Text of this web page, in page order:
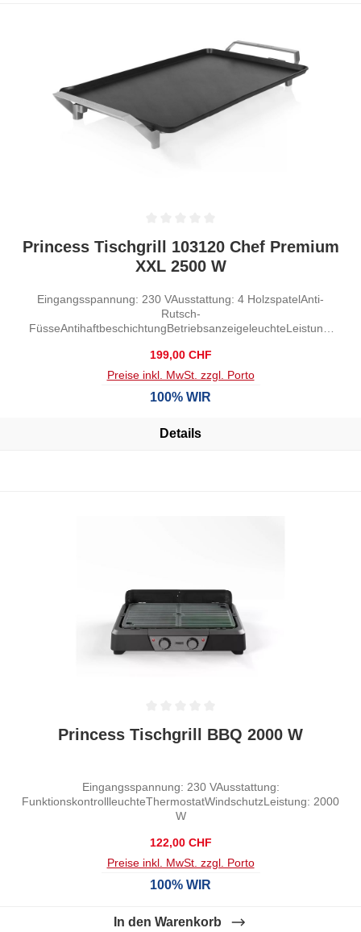
Durchschnittliche Bewertung von 0 von 5 Sternen
Princess Tischgrill 103120 Chef Premium
XXL 2500 W
Eingangsspannung: 230 VAusstattung: 4 HolzspatelAnti-
Rutsch-
FüsseAntihaftbeschichtungBetriebsanzeigeleuchteLeistung:
Regulärer Preis:
199,00 CHF
Preise inkl. MwSt. zzgl. Porto
100% WIR
Details
Durchschnittliche Bewertung von 0 von 5 Sternen
Princess Tischgrill BBQ 2000 W
Eingangsspannung: 230 VAusstattung:
FunktionskontrollleuchteThermostatWindschutzLeistung: 2000
W
Regulärer Preis:
122,00 CHF
Preise inkl. MwSt. zzgl. Porto
100% WIR
In den Warenkorb